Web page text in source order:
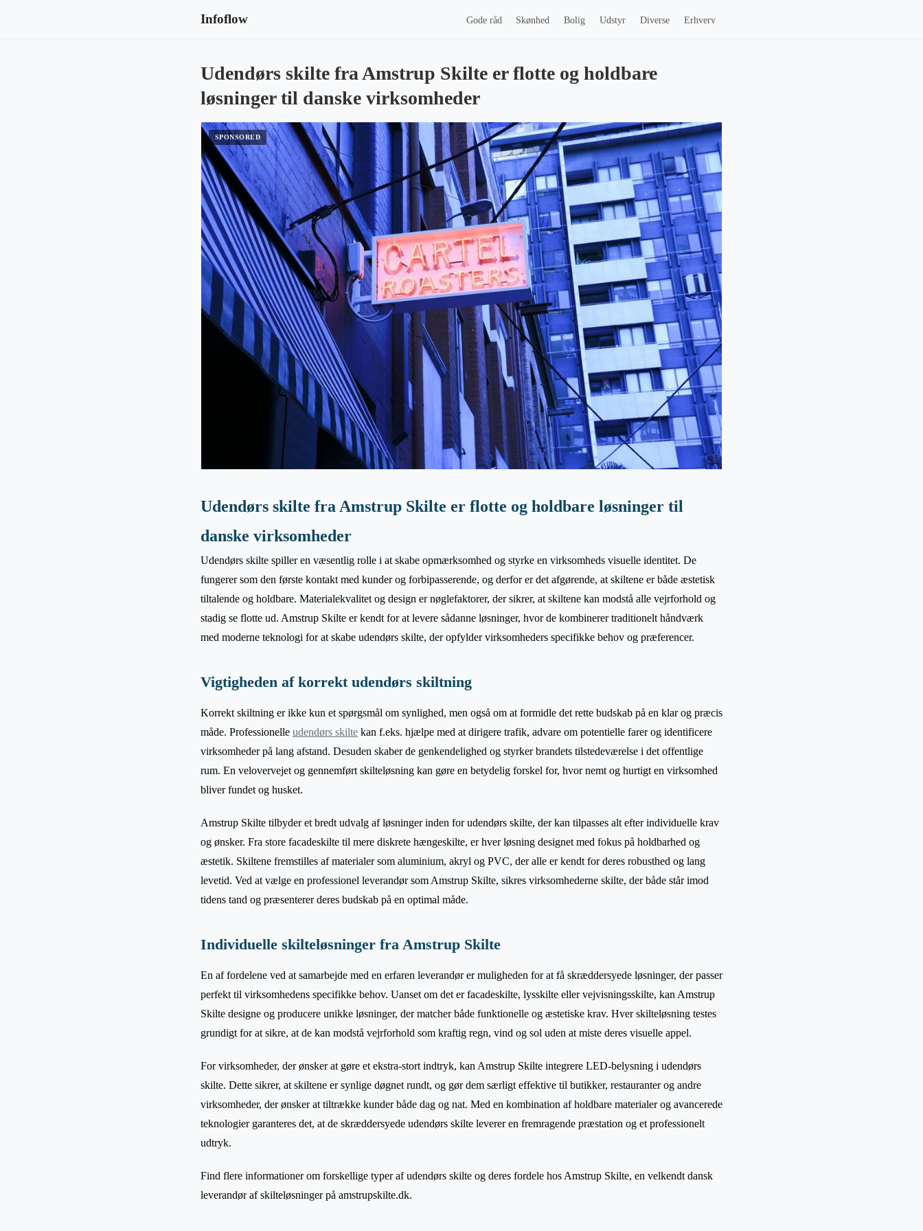
Infoflow Gode råd Skønhed Bolig Udstyr Diverse Erhverv
Udendørs skilte fra Amstrup Skilte er flotte og holdbare
løsninger til danske virksomheder
Udendørs skilte fra Amstrup Skilte er flotte og holdbare løsninger til
danske virksomheder
Udendørs skilte spiller en væsentlig rolle i at skabe opmærksomhed og styrke en virksomheds visuelle identitet. De
fungerer som den første kontakt med kunder og forbipasserende, og derfor er det afgørende, at skiltene er både æstetisk
tiltalende og holdbare. Materialekvalitet og design er nøglefaktorer, der sikrer, at skiltene kan modstå alle vejrforhold og
stadig se flotte ud. Amstrup Skilte er kendt for at levere sådanne løsninger, hvor de kombinerer traditionelt håndværk
med moderne teknologi for at skabe udendørs skilte, der opfylder virksomheders specifikke behov og præferencer.
Vigtigheden af korrekt udendørs skiltning
Korrekt skiltning er ikke kun et spørgsmål om synlighed, men også om at formidle det rette budskab på en klar og præcis
måde. Professionelle udendørs skilte kan f.eks. hjælpe med at dirigere trafik, advare om potentielle farer og identificere
virksomheder på lang afstand. Desuden skaber de genkendelighed og styrker brandets tilstedeværelse i det offentlige
rum. En velovervejet og gennemført skilteløsning kan gøre en betydelig forskel for, hvor nemt og hurtigt en virksomhed
bliver fundet og husket.
Amstrup Skilte tilbyder et bredt udvalg af løsninger inden for udendørs skilte, der kan tilpasses alt efter individuelle krav
og ønsker. Fra store facadeskilte til mere diskrete hængeskilte, er hver løsning designet med fokus på holdbarhed og
æstetik. Skiltene fremstilles af materialer som aluminium, akryl og PVC, der alle er kendt for deres robusthed og lang
levetid. Ved at vælge en professionel leverandør som Amstrup Skilte, sikres virksomhederne skilte, der både står imod
tidens tand og præsenterer deres budskab på en optimal måde.
Individuelle skilteløsninger fra Amstrup Skilte
En af fordelene ved at samarbejde med en erfaren leverandør er muligheden for at få skræddersyede løsninger, der passer
perfekt til virksomhedens specifikke behov. Uanset om det er facadeskilte, lysskilte eller vejvisningsskilte, kan Amstrup
Skilte designe og producere unikke løsninger, der matcher både funktionelle og æstetiske krav. Hver skilteløsning testes
grundigt for at sikre, at de kan modstå vejrforhold som kraftig regn, vind og sol uden at miste deres visuelle appel.
For virksomheder, der ønsker at gøre et ekstra-stort indtryk, kan Amstrup Skilte integrere LED-belysning i udendørs
skilte. Dette sikrer, at skiltene er synlige døgnet rundt, og gør dem særligt effektive til butikker, restauranter og andre
virksomheder, der ønsker at tiltrække kunder både dag og nat. Med en kombination af holdbare materialer og avancerede
teknologier garanteres det, at de skræddersyede udendørs skilte leverer en fremragende præstation og et professionelt
udtryk.
Find flere informationer om forskellige typer af udendørs skilte og deres fordele hos Amstrup Skilte, en velkendt dansk
leverandør af skilteløsninger på amstrupskilte.dk.